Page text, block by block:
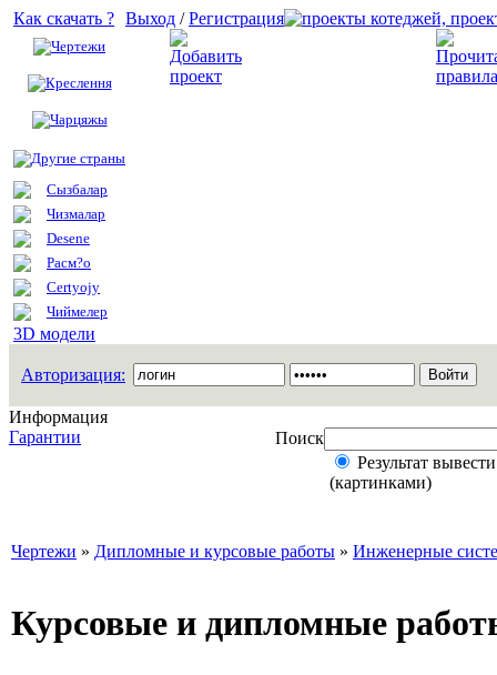
Как скачать ?
Чертежи
Креслення
Чарцяжы
Другие страны
Сызбалар
Чизмалар
Desene
Расм?о
Certyojy
Чиймелер
3D модели
Выход /Регистрация
Авторизация:
Информация
Гарантии
Поиск
Результат
(картинками)
Чертежи » Дипломные и курсовые работы » Инженерные
Курсовые и дипломные